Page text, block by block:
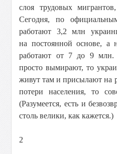
слоя трудовых
Cегодня, по
работают 3,2 млн
на постоянной основе, а
работают от 7 до 9 млн.
просто вымирают, то
живут там и присылают на
потери населения, то
(Разумеется, есть и
столь велики, как кажется.)
2